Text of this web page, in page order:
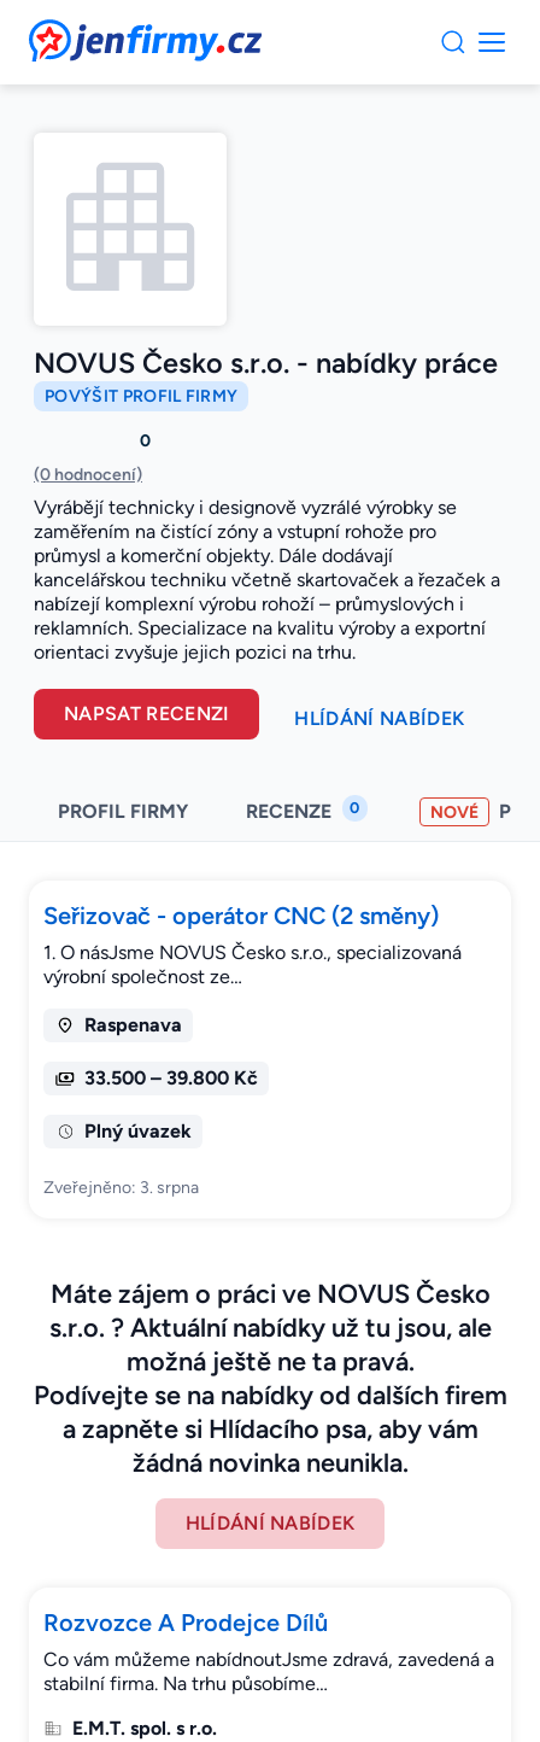
JenFirmy.cz
NOVUS Česko s.r.o. - nabídky práce
POVÝŠIT PROFIL FIRMY
0
(0 hodnocení)
Vyrábějí technicky i designově vyzrálé výrobky se
zaměřením na čistící zóny a vstupní rohože pro
průmysl a komerční objekty. Dále dodávají
kancelářskou techniku včetně skartovaček a řezaček a
nabízejí komplexní výrobu rohoží – průmyslových i
reklamních. Specializace na kvalitu výroby a exportní
orientaci zvyšuje jejich pozici na trhu.
NAPSAT RECENZI HLÍDÁNÍ NABÍDEK
PROFIL FIRMY RECENZE 0 NOVÉ
Seřizovač - operátor CNC (2 směny)
1. O násJsme NOVUS Česko s.r.o., specializovaná
výrobní společnost ze…
Raspenava
33.500 – 39.800 Kč
Plný úvazek
Zveřejněno: 3. srpna
Máte zájem o práci ve NOVUS Česko
s.r.o. ? Aktuální nabídky už tu jsou, ale
možná ještě ne ta pravá.
Podívejte se na nabídky od dalších firem
a zapněte si Hlídacího psa, aby vám
žádná novinka neunikla.
HLÍDÁNÍ NABÍDEK
Rozvozce A Prodejce Dílů
Co vám můžeme nabídnoutJsme zdravá, zavedená a
stabilní firma. Na trhu působíme…
E.M.T. spol. s r.o.